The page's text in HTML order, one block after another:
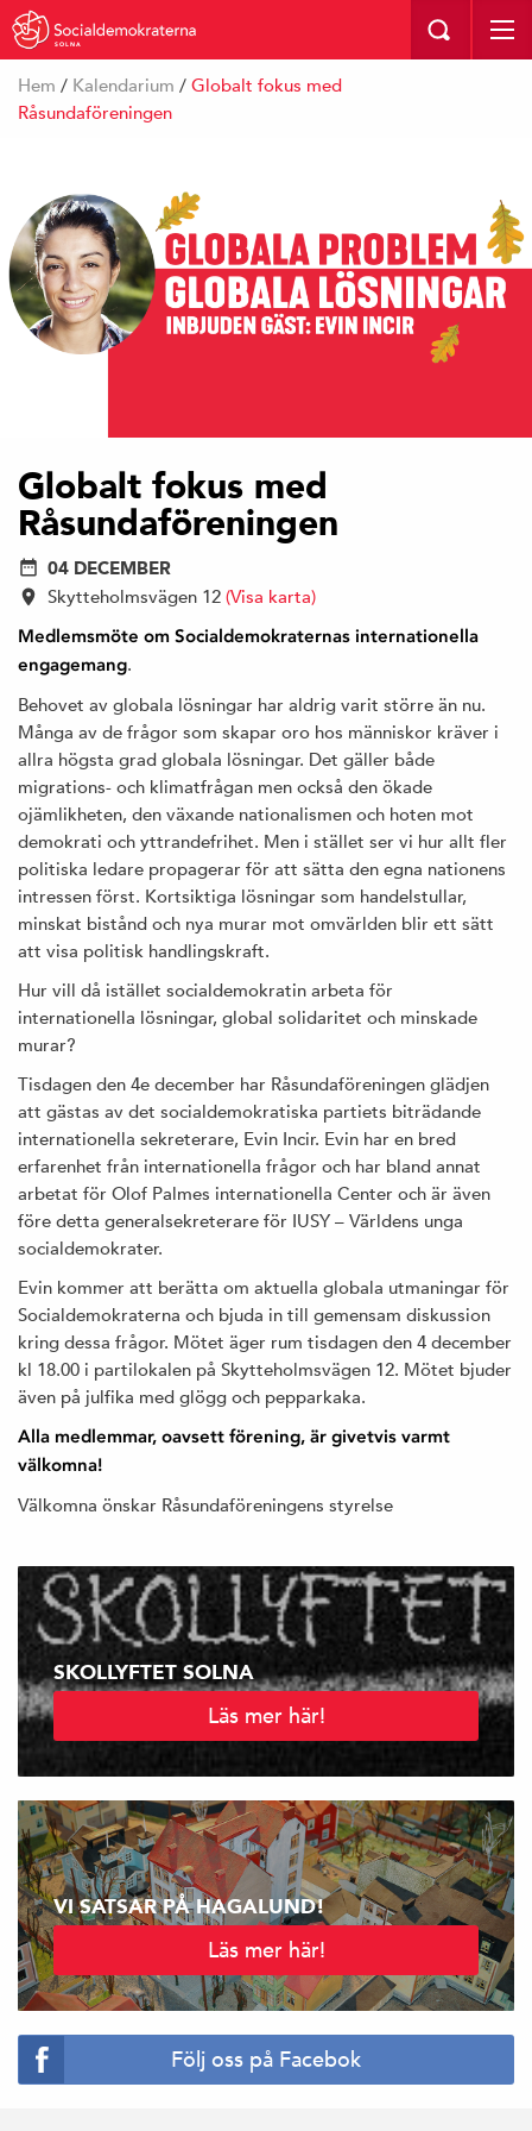
SOLNA
Hem / Kalendarium / Globalt fokus med
Råsundaföreningen
Globalt fokus med
Råsundaföreningen
04 DECEMBER
Skytteholmsvägen 12 (Visa karta)
Medlemsmöte om Socialdemokraternas internationella
engagemang.
Behovet av globala lösningar har aldrig varit större än nu.
Många av de frågor som skapar oro hos människor kräver i
allra högsta grad globala lösningar. Det gäller både
migrations- och klimatfrågan men också den ökade
ojämlikheten, den växande nationalismen och hoten mot
demokrati och yttrandefrihet. Men i stället ser vi hur allt fler
politiska ledare propagerar för att sätta den egna nationens
intressen först. Kortsiktiga lösningar som handelstullar,
minskat bistånd och nya murar mot omvärlden blir ett sätt
att visa politisk handlingskraft.
Hur vill då istället socialdemokratin arbeta för
internationella lösningar, global solidaritet och minskade
murar?
Tisdagen den 4e december har Råsundaföreningen glädjen
att gästas av det socialdemokratiska partiets biträdande
internationella sekreterare, Evin Incir. Evin har en bred
erfarenhet från internationella frågor och har bland annat
arbetat för Olof Palmes internationella Center och är även
före detta generalsekreterare för IUSY – Världens unga
socialdemokrater.
Evin kommer att berätta om aktuella globala utmaningar för
Socialdemokraterna och bjuda in till gemensam diskussion
kring dessa frågor. Mötet äger rum tisdagen den 4 december
kl 18.00 i partilokalen på Skytteholmsvägen 12. Mötet bjuder
även på julfika med glögg och pepparkaka.
Alla medlemmar, oavsett förening, är givetvis varmt
välkomna!
Välkomna önskar Råsundaföreningens styrelse
SKOLLYFTET SOLNA
Läs mer här!
VI SATSAR PÅ HAGALUND!
Läs mer här!
Följ oss på Facebok